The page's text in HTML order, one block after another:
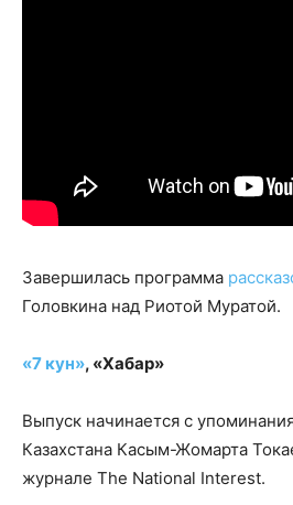
Завершилась программа
Головкина над Риотой Муратой.
«7 кун», «Хабар»
Выпуск начинается с
Казахстана Касым-Жомарта
журнале The National Interest.